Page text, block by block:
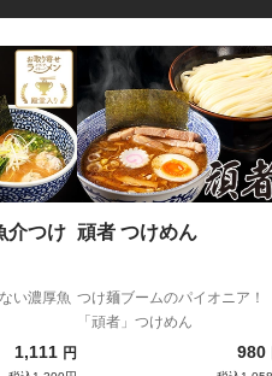
介つけ
い濃厚魚
1,111 円
頑者 つけめん
つけ麺ブームのパイオニア！
「頑者」つけめん
980